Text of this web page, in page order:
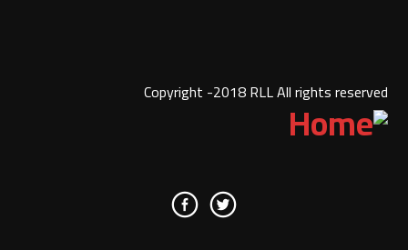
Copyright -2018 RLL All rights reserved